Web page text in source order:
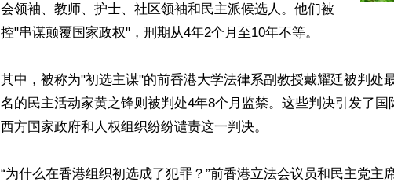
会领袖、教师、护士、社区领袖和民主派候选人。他们被
控"串谋颠覆国家政权"，刑期从4年2个月至10年不等。
其中，被称为"初选主谋"的前香港大学法律系副教授戴耀廷被判处
名的民主活动家黄之锋则被判处4年8个月监禁。这些判决引发了国
西方国家政府和人权组织纷纷谴责这一判决。
“为什么在香港组织初选成了犯罪？”前香港立法会议员和民主党主